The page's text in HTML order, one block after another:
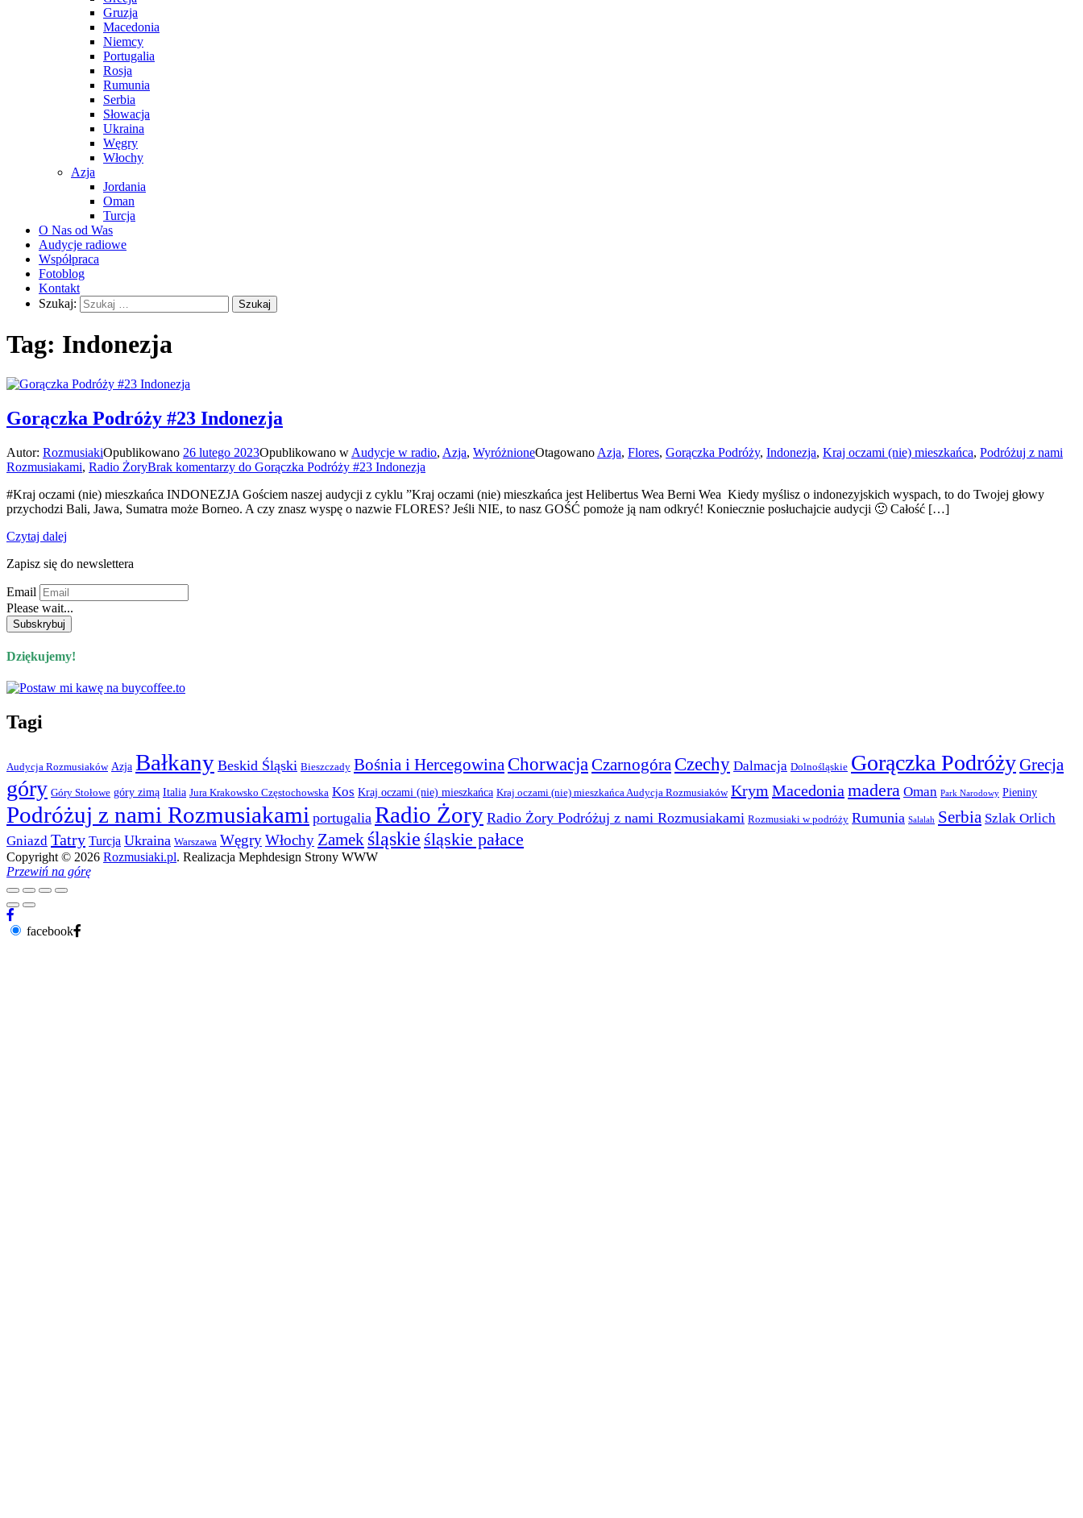
Gruzja
Macedonia
Niemcy
Portugalia
Rosja
Rumunia
Serbia
Słowacja
Ukraina
Węgry
Włochy
Azja
Jordania
Oman
Turcja
O Nas od Was
Audycje radiowe
Współpraca
Fotoblog
Kontakt
Szukaj:
Tag: Indonezja
Gorączka Podróży #23 Indonezja
Autor: RozmusiakiOpublikowano 26 lutego 2023Opublikowano w Audycje w radio, Azja, WyróżnioneOtagowano Azja, Flores, Gorączka Podróży, Indonezja, Kraj oczami (nie) mieszkańca, Podróżuj z nami
Rozmusiakami, Radio ŻoryBrak komentarzy do Gorączka Podróży #23 Indonezja
#Kraj oczami (nie) mieszkańca INDONEZJA Gościem naszej audycji z cyklu ”Kraj oczami (nie) mieszkańca jest Helibertus Wea Berni Wea Kiedy myślisz o indonezyjskich wyspach, to do Twojej głowy
przychodzi Bali, Jawa, Sumatra może Borneo. A czy znasz wyspę o nazwie FLORES? Jeśli NIE, to nasz GOŚĆ pomoże ją nam odkryć! Koniecznie posłuchajcie audycji 🙂 Całość […]
Czytaj dalej
Zapisz się do newslettera
Email
Please wait...
Dziękujemy!
Tagi
Audycja Rozmusiaków Azja Bałkany Beskid Śląski Bieszczady Bośnia i Hercegowina ChorwacjaCzarnogóra Czechy Dalmacja Dolnośląskie Gorączka PodróżyGrecja
góry Góry Stołowe góry zimą Italia Jura Krakowsko Częstochowska Kos Kraj oczami (nie) mieszkańca Kraj oczami (nie) mieszkańca Audycja Rozmusiaków Krym Macedonia madera Oman Park Narodowy Pieniny
Podróżuj z nami Rozmusiakami portugalia Radio Żory Radio Żory Podróżuj z nami Rozmusiakami Rozmusiaki w podróży Rumunia Salalah Serbia Szlak Orlich
Gniazd Tatry Turcja Ukraina Warszawa WęgryWłochy Zamek śląskie śląskie pałace
Copyright © 2026 Rozmusiaki.pl. Realizacja Mephdesign Strony WWW
Przewiń na górę
facebook